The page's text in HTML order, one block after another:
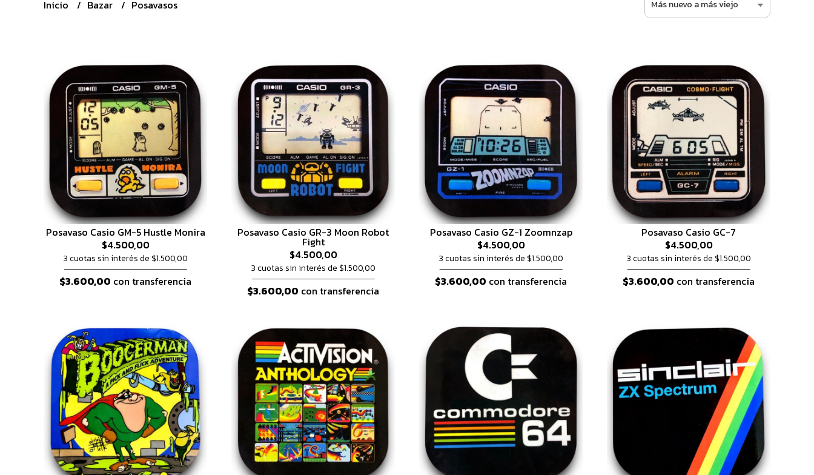
Inicio Bazar Posavasos
Posavaso Casio GM-5 Hustle Monira
$4.500,00
3 cuotas sin interés de $1.500,00
$3.600,00 con transferencia
Posavaso Casio GR-3 Moon Robot
Fight
$4.500,00
3 cuotas sin interés de $1.500,00
$3.600,00 con transferencia
Posavaso Casio GZ-1 Zoomnzap
$4.500,00
3 cuotas sin interés de $1.500,00
$3.600,00 con transferencia
Posavaso Casio GC-7
$4.500,00
3 cuotas sin interés de $1.500,00
$3.600,00 con transferencia